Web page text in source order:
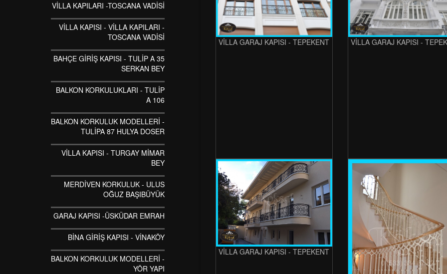
VİLLA GARAJ KAPISI - TEPEKENT VİLLA GARAJ KAPISI -
VİLLA GARAJ KAPISI - TEPEKENT
VİLLA KAPILARI -TOSCANA VADİSİ
VİLLA KAPISI - VİLLA KAPILARI -
TOSCANA VADİSİ
BAHÇE GİRİŞ KAPISI - TULİP A 35
SERKAN BEY
BALKON KORKULUKLARI - TULİP
A 106
BALKON KORKULUK MODELLERİ -
TULİPA 87 HULYA DOSER
VİLLA KAPISI - TURGAY MİMAR
BEY
MERDİVEN KORKULUK - ULUS
OĞUZ BAŞIBÜYÜK
GARAJ KAPISI -ÜSKÜDAR EMRAH
BİNA GİRİŞ KAPISI - VİNAKÖY
BALKON KORKULUK MODELLERİ -
YÖR YAPI